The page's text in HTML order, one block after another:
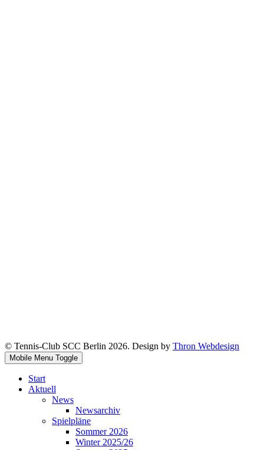
© Tennis-Club SCC Berlin 2026. Design by Thron Webdesign
Mobile Menu Toggle
Start
Aktuell
News
Newsarchiv
Spielpläne
Sommer 2026
Winter 2025/26